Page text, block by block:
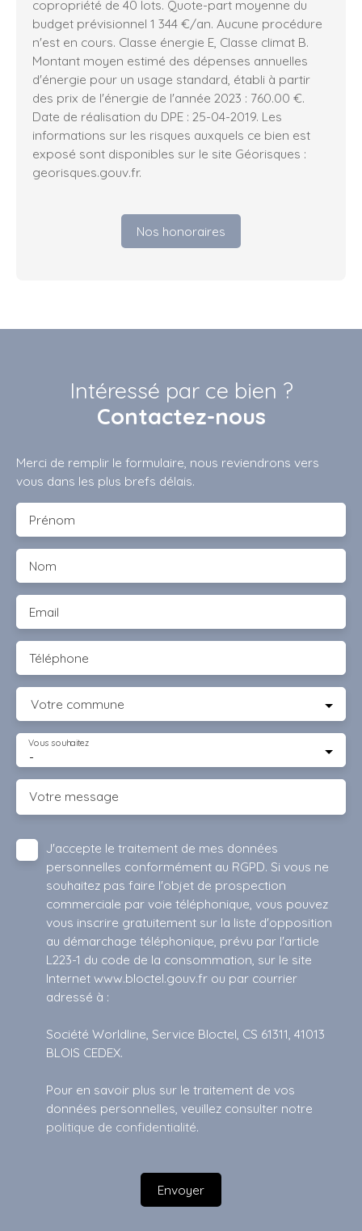
copropriété de 40 lots. Quote-part moyenne du
budget prévisionnel 1 344 €/an. Aucune procédure
n'est en cours. Classe énergie E, Classe climat B.
Montant moyen estimé des dépenses annuelles
d'énergie pour un usage standard, établi à partir
des prix de l'énergie de l'année 2023 : 760.00 €.
Date de réalisation du DPE : 25-04-2019. Les
informations sur les risques auxquels ce bien est
exposé sont disponibles sur le site Géorisques :
georisques.gouv.fr.
Nos honoraires
Intéressé par ce bien ?
Contactez-nous
Merci de remplir le formulaire, nous reviendrons vers
vous dans les plus brefs délais.
Prénom
Nom
Email
Téléphone
Votre commune
-
Vous souhaitez
Votre message
J'accepte le traitement de mes données
personnelles conformément au RGPD. Si vous ne
souhaitez pas faire l'objet de prospection
commerciale par voie téléphonique, vous pouvez
vous inscrire gratuitement sur la liste d'opposition
au démarchage téléphonique, prévu par l'article
L223-1 du code de la consommation, sur le site
Internet www.bloctel.gouv.fr ou par courrier
adressé à :
Société Worldline, Service Bloctel, CS 61311, 41013
BLOIS CEDEX.
Pour en savoir plus sur le traitement de vos
données personnelles, veuillez consulter notre
politique de confidentialité.
Envoyer